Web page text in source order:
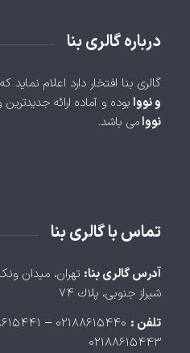
درباره گالری بنا
گالری بنا افتخار دارد اعلام
و نووابوده و آماده ارائه
نووامی باشد.
تماس با گالری بنا
آدرس گالری بنا: تهران، ميدان
شيراز جنوبی، پلاك ۷۴
تلفن :
۰۲۱۸۸۶۱۵۴۴۳